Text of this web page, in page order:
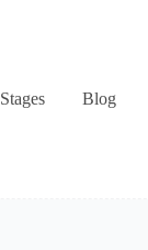
Stages Blog